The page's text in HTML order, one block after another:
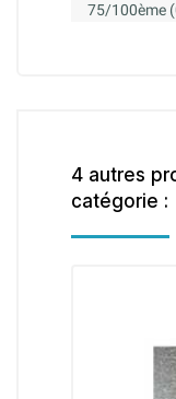
75/100ème
4 autres
catégorie :